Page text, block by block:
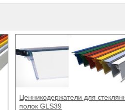
Ценникодержатели полочные